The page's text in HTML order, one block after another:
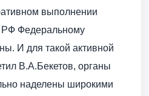
выполнении
РФ Федеральному
И для такой активной
В.А.Бекетов, органы
наделены широкими